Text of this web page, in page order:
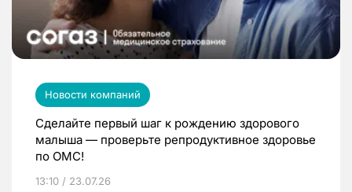
Новости компаний
Сделайте первый шаг к рождению здорового
малыша — проверьте репродуктивное здоровье
по ОМС!
13:10 / 23.07.26